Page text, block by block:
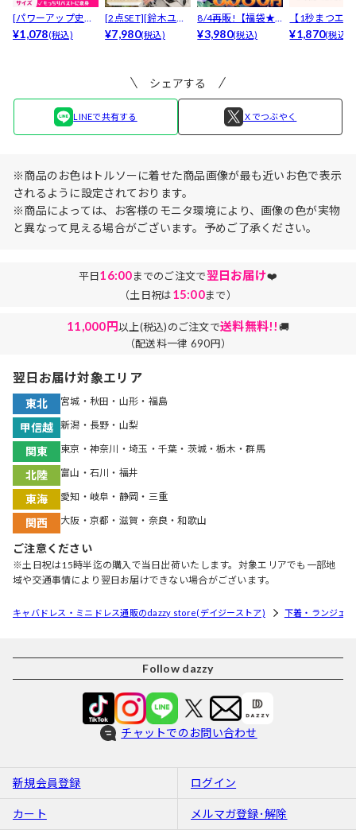
[パワーアップ史上
最強5倍盛りアップ
¥1,078(税込)
[2点SET][鈴木ユリ
ア(baby)...
¥7,980(税込)
8/4再販!【福袋★
ブラセット3点
¥3,980(税込)
【1秒まつエ
リュームタイ
¥1,870(税込)
シェアする
LINEで共有する Ｘでつぶやく
※商品のお色はトルソーに着せた商品画像が最も近いお色で表示
されるように設定されております。
※商品によっては、お客様のモニタ環境により、画像の色が実物
と異なって見える場合がございます。予めご了承ください。
平日16:00までのご注文で翌日お届け❤️
（土日祝は15:00まで）
11,000円以上(税込)のご注文で送料無料!!🚚
（配送料一律 690円）
翌日お届け対象エリア
東北 宮城・秋田・山形・福島
甲信越 新潟・長野・山梨
関東 東京・神奈川・埼玉・千葉・茨城・栃木・群馬
北陸 富山・石川・福井
東海 愛知・岐阜・静岡・三重
関西 大阪・京都・滋賀・奈良・和歌山
ご注意ください
※土日祝は15時半迄の購入で当日出荷いたします。対象エリアでも一部地
域や交通事情により翌日お届けできない場合がございます。
キャバドレス・ミニドレス通販のdazzy store(デイジーストア) 下着・ランジェ
Follow dazzy
チャットでのお問い合わせ
新規会員登録 ログイン
カート メルマガ登録･解除